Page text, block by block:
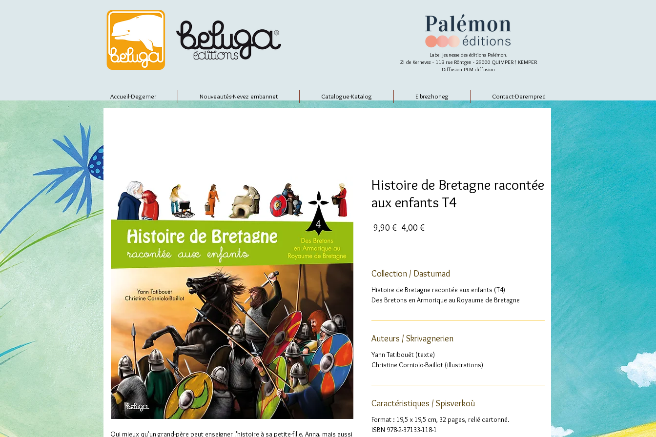
Label jeunesse des éditions Palémon.
ZI de Kernevez - 11B rue Röntgen - 29000 QUIMPER / KEMPER
Diffusion PLM diffusion
Qui mieux qu'un grand-père peut enseigner l'histoire à sa petite-fille, Anna, mais aussi
Histoire de Bretagne racontée
aux enfants T4
9,90 € Prix
4,00 €Prix
Collection / Dastumad
Histoire de Bretagne racontée aux enfants (T4)
Des Bretons en Armorique au Royaume de Bretagne
Auteurs / Skrivagnerien
Yann Tatibouët (texte)
Christine Corniolo-Baillot (illustrations)
Caractéristiques / Spisverkoù
Format : 19,5 x 19,5 cm, 32 pages, relié cartonné.
ISBN 978-2-37133-118-1
Accueil-Degemer Nouveautés-Nevez embannet Catalogue-Katalog E brezhoneg Contact-Darempred